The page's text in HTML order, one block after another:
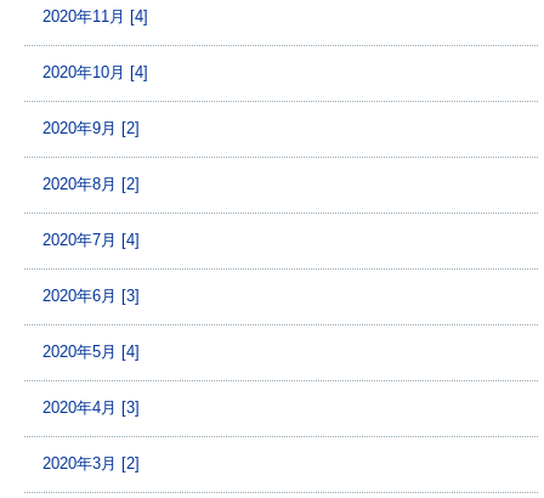
2020年11月 [4]
2020年10月 [4]
2020年9月 [2]
2020年8月 [2]
2020年7月 [4]
2020年6月 [3]
2020年5月 [4]
2020年4月 [3]
2020年3月 [2]